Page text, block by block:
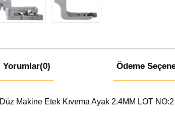
Yorumlar(0) Ödeme
Düz Makine Etek Kıvırma Ayak 2.4MM LOT NO:2